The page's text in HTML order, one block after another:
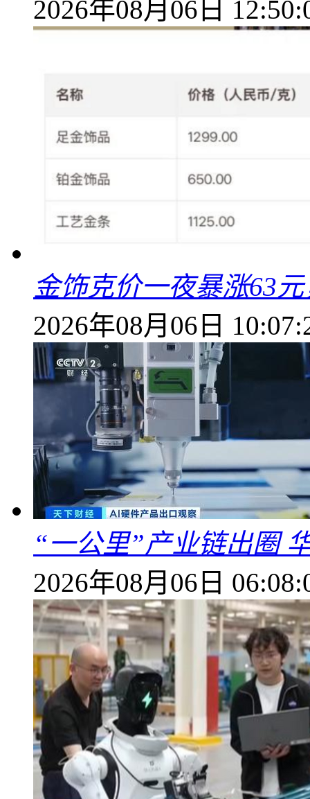
2026年08月06日
金饰克价一夜暴涨63
2026年08月06日
“一公里”产业链出圈
2026年08月06日